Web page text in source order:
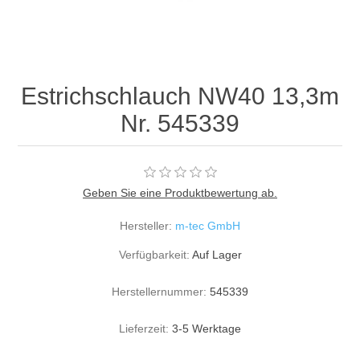
Estrichschlauch NW40 13,3m
Nr. 545339
Geben Sie eine Produktbewertung ab.
Hersteller: m-tec GmbH
Verfügbarkeit: Auf Lager
Herstellernummer: 545339
Lieferzeit: 3-5 Werktage